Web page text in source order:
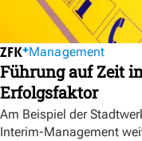
Management
Führung auf Zeit
Erfolgsfaktor
Am Beispiel der
Interim-Management